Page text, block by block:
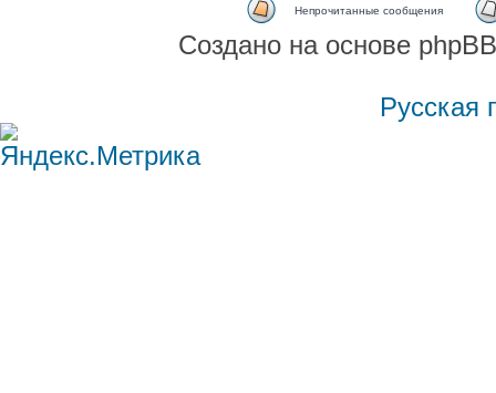
Непрочитанные сообщения
Создано на основе
Русская